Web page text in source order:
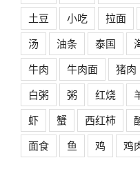
土豆
小吃 拉面
汤
油条 泰国
牛肉
牛肉面 猪肉
白粥
粥 红烧
虾
蟹 西红柿
面食
鱼 鸡 鸡